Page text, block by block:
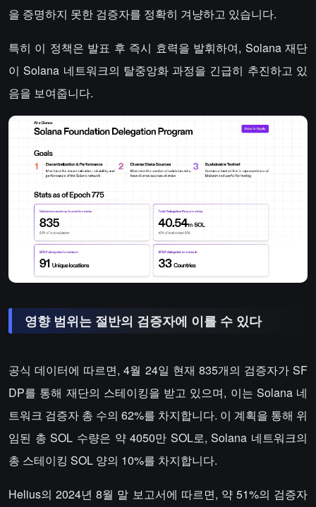
을 증명하지 못한 검증자를 정확히 겨냥하고 있습니다.
특히 이 정책은 발표 후 즉시 효력을 발휘하여, Solana 재단
이 Solana 네트워크의 탈중앙화 과정을 긴급히 추진하고 있
음을 보여줍니다.
영향 범위는 절반의 검증자에 이를 수 있다
공식 데이터에 따르면, 4월 24일 현재 835개의 검증자가 SF
DP를 통해 재단의 스테이킹을 받고 있으며, 이는 Solana 네
트워크 검증자 총 수의 62%를 차지합니다. 이 계획을 통해 위
임된 총 SOL 수량은 약 4050만 SOL로, Solana 네트워크의
총 스테이킹 SOL 양의 10%를 차지합니다.
Helius의 2024년 8월 말 보고서에 따르면, 약 51%의 검증자